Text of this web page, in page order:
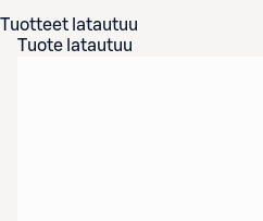
Tuotteet latautuu
Tuote latautuu